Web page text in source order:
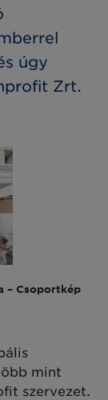
úgy
Zrt.
– Csoportkép
mint
szervezet.